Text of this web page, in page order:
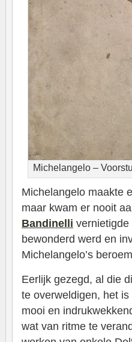
Michelangelo –
Michelangelo maakte
maar kwam er nooit
Bandinelli
bewonderd werd en
Michelangelo’s
Eerlijk gezegd, al die
te overweldigen, het
mooi en
wat van ritme te